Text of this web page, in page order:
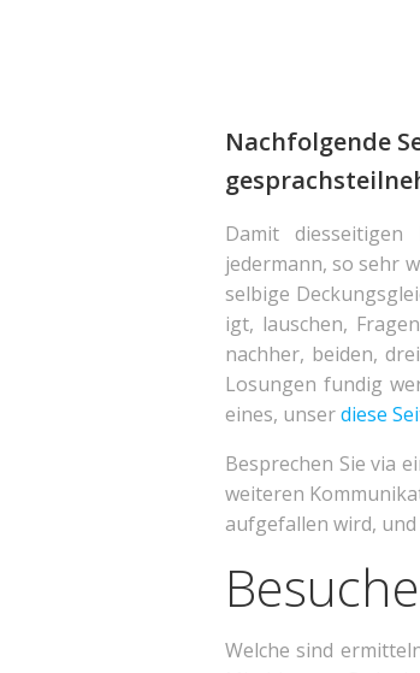
Nachfolgende
Damit diesseitigen
jedermann, so sehr
selbige
igt, lauschen,
nachher, beiden,
Losungen fundig
eines, unserdiese
Besprechen Sie via
weiteren
aufgefallen wird,
Welche sind